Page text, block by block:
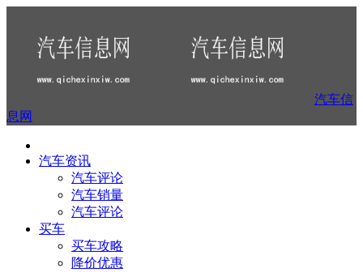
汽车信
息网
汽车资讯
汽车评论
汽车销量
汽车评论
买车
买车攻略
降价优惠